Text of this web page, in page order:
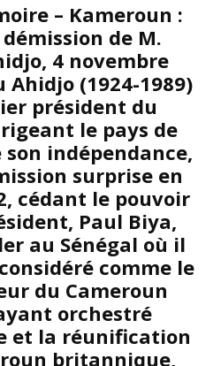
– Kameroun :
de M.
4 novembre
Ahidjo (1924-1989)
président du
le pays de
son indépendance,
surprise en
cédant le pouvoir
Paul Biya,
au Sénégal où il
comme le
du Cameroun
orchestré
et la réunification
britannique,